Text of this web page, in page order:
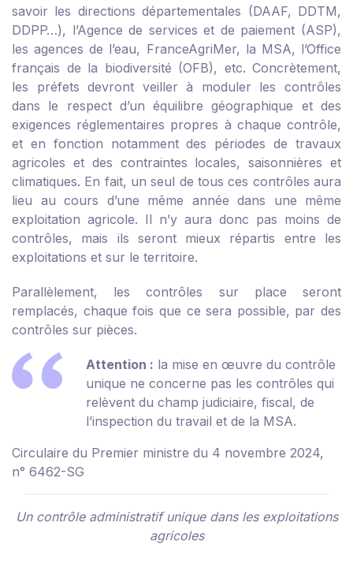
savoir les directions départementales (DAAF, DDTM,
DDPP…), l’Agence de services et de paiement (ASP),
les agences de l’eau, FranceAgriMer, la MSA, l’Office
français de la biodiversité (OFB), etc. Concrètement,
les préfets devront veiller à moduler les contrôles
dans le respect d’un équilibre géographique et des
exigences réglementaires propres à chaque contrôle,
et en fonction notamment des périodes de travaux
agricoles et des contraintes locales, saisonnières et
climatiques. En fait, un seul de tous ces contrôles aura
lieu au cours d’une même année dans une même
exploitation agricole. Il n’y aura donc pas moins de
contrôles, mais ils seront mieux répartis entre les
exploitations et sur le territoire.
Parallèlement, les contrôles sur place seront
remplacés, chaque fois que ce sera possible, par des
contrôles sur pièces.
Attention : la mise en œuvre du contrôle
unique ne concerne pas les contrôles qui
relèvent du champ judiciaire, fiscal, de
l’inspection du travail et de la MSA.
Circulaire du Premier ministre du 4 novembre 2024,
n° 6462-SG
Un contrôle administratif unique dans les exploitations
agricoles